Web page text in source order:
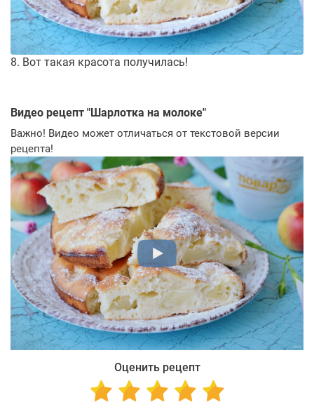
8. Вот такая красота получилась!
Видео рецепт "Шарлотка на молоке"
Важно! Видео может отличаться от текстовой версии
рецепта!
Оценить рецепт